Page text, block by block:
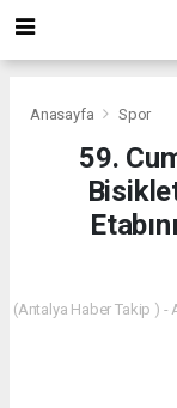
Anasayfa Spor
59.
(Antalya Haber Takip ) -